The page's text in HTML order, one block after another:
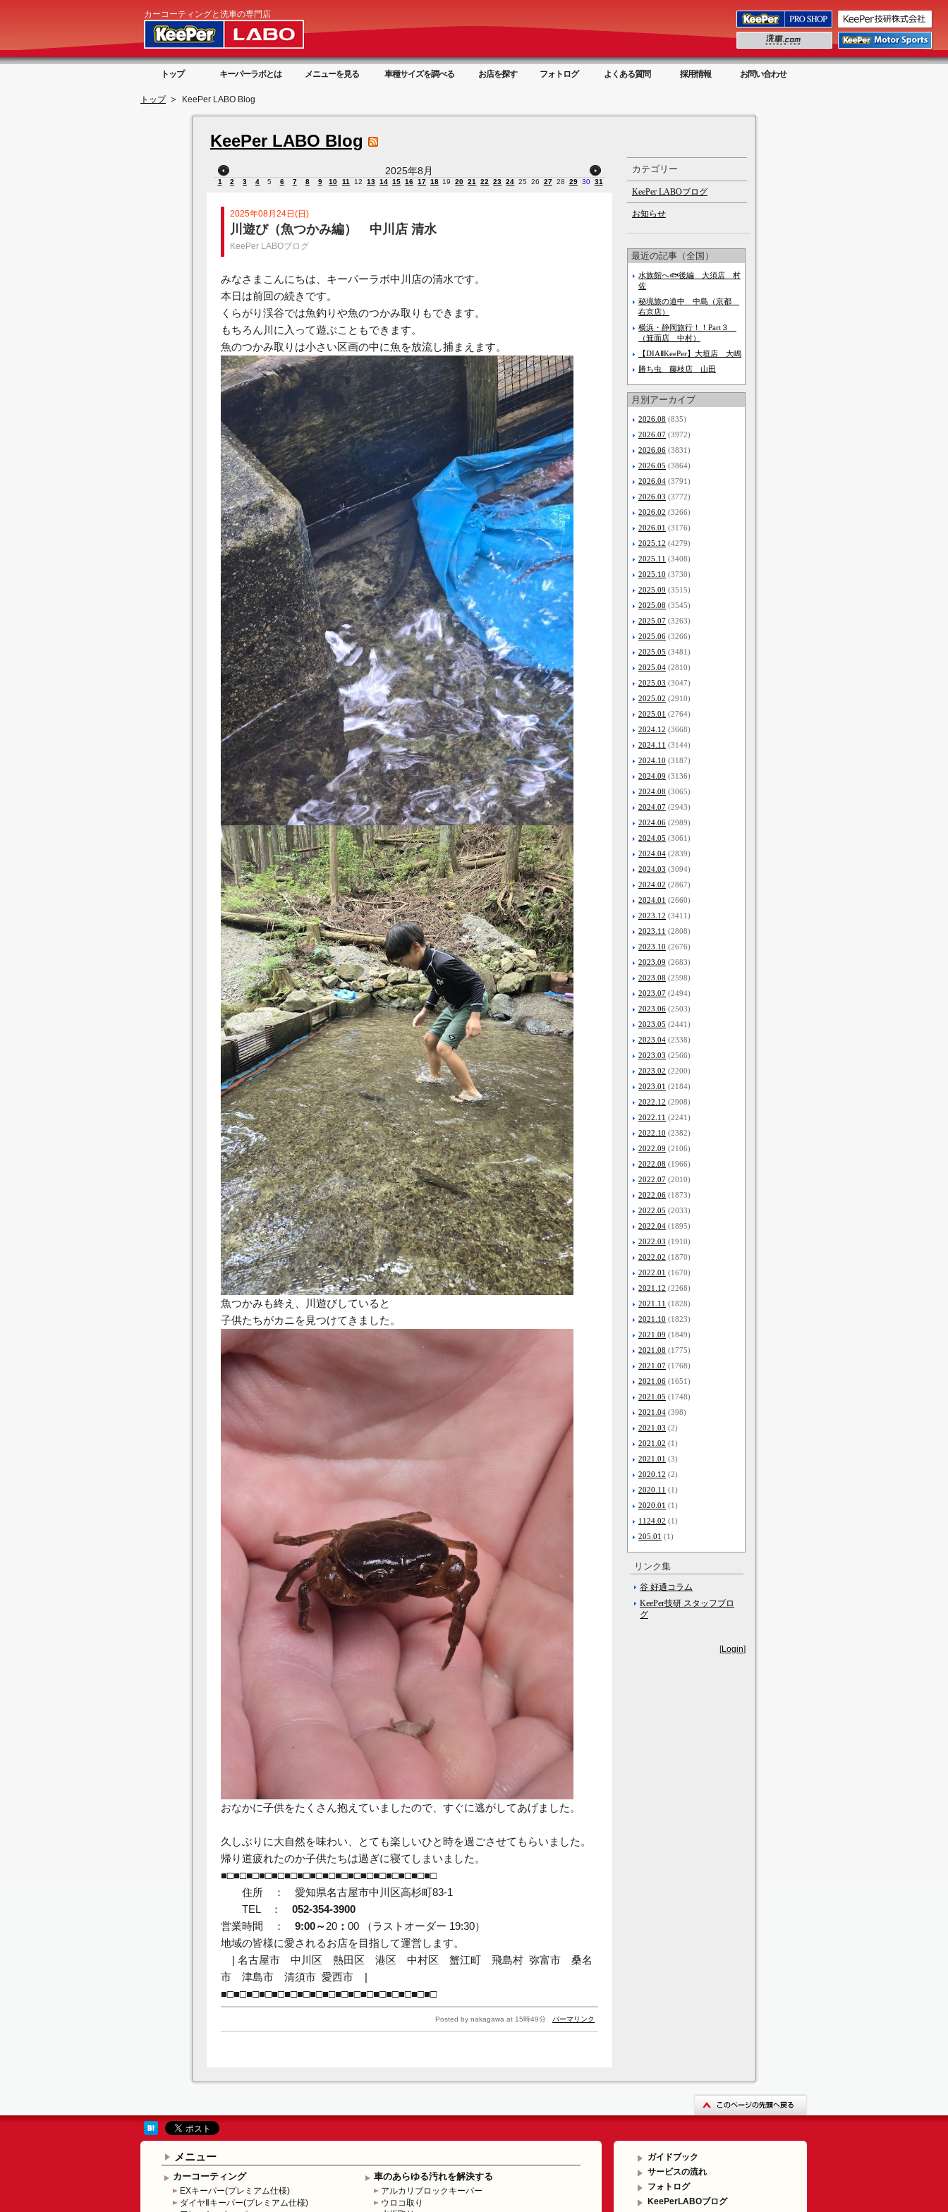
カーコーティングと洗車の専門店
トップ キーパーラボとは メニューを見る 車種サイズを調べる お店を探す フォトログ よくある質問 採用情報 お問い合わせ
トップ KeePer LABO Blog
KeePer LABO Blog
2025年8月
1 2 3 4 5 6 7 8 9 10 11 12 13 14 15 16 17 18 19 20 21 22 23 24 25 26 27 28 29 30 31
2025年08月24日(日)
川遊び（魚つかみ編） 中川店 清水
KeePer LABOブログ
みなさまこんにちは、キーパーラボ中川店の清水です。
本日は前回の続きです。
くらがり渓谷では魚釣りや魚のつかみ取りもできます。
もちろん川に入って遊ぶこともできます。
魚のつかみ取りは小さい区画の中に魚を放流し捕まえます。
魚つかみも終え、川遊びしていると
子供たちがカニを見つけてきました。
おなかに子供をたくさん抱えていましたので、すぐに逃がしてあげました。
久しぶりに大自然を味わい、とても楽しいひと時を過ごさせてもらいました。
帰り道疲れたのか子供たちは過ぎに寝てしまいました。
■□■□■□■□■□■□■□■□■□■□■□■□■□■□■□■□■□
住所 ： 愛知県名古屋市中川区高杉町83-1
TEL： 052-354-3900
営業時間 ： 9:00～20 ： 00 （ラストオーダー 19:30）
地域の皆様に愛されるお店を目指して運営します。
| 名古屋市 中川区 熱田区 港区 中村区 蟹江町 飛島村 弥富市 桑名
市 津島市 清須市 愛西市 |
■□■□■□■□■□■□■□■□■□■□■□■□■□■□■□■□■□
Posted by nakagawa at 15時49分 パーマリンク
カテゴリー
KeePer LABOブログ
お知らせ
最近の記事（全国）
水族館へ🐟後編 大須店 村
佐
秘境旅の道中 中島（京都
右京店）
横浜・静岡旅行！！Part３
（箕面店 中村）
【DIAⅡKeePer】大垣店 大嶋
勝ち虫 藤枝店 山田
月別アーカイブ
2026.08 (835)
2026.07 (3972)
2026.06 (3831)
2026.05 (3864)
2026.04 (3791)
2026.03 (3772)
2026.02 (3266)
2026.01 (3176)
2025.12 (4279)
2025.11 (3408)
2025.10 (3730)
2025.09 (3515)
2025.08 (3545)
2025.07 (3263)
2025.06 (3266)
2025.05 (3481)
2025.04 (2810)
2025.03 (3047)
2025.02 (2910)
2025.01 (2764)
2024.12 (3668)
2024.11 (3144)
2024.10 (3187)
2024.09 (3136)
2024.08 (3065)
2024.07 (2943)
2024.06 (2989)
2024.05 (3061)
2024.04 (2839)
2024.03 (3094)
2024.02 (2867)
2024.01 (2660)
2023.12 (3411)
2023.11 (2808)
2023.10 (2676)
2023.09 (2683)
2023.08 (2598)
2023.07 (2494)
2023.06 (2503)
2023.05 (2441)
2023.04 (2338)
2023.03 (2566)
2023.02 (2200)
2023.01 (2184)
2022.12 (2908)
2022.11 (2241)
2022.10 (2382)
2022.09 (2106)
2022.08 (1966)
2022.07 (2010)
2022.06 (1873)
2022.05 (2033)
2022.04 (1895)
2022.03 (1910)
2022.02 (1870)
2022.01 (1670)
2021.12 (2268)
2021.11 (1828)
2021.10 (1823)
2021.09 (1849)
2021.08 (1775)
2021.07 (1768)
2021.06 (1651)
2021.05 (1748)
2021.04 (398)
2021.03 (2)
2021.02 (1)
2021.01 (3)
2020.12 (2)
2020.11 (1)
2020.01 (1)
1124.02 (1)
205.01 (1)
リンク集
谷 好通コラム
KeePer技研 スタッフブロ
グ
[Login]
メニュー
カーコーティング
EXキーパー(プレミアム仕様)
ダイヤⅡキーパー(プレミアム仕様)
車のあらゆる汚れを解決する
アルカリブロックキーパー
ウロコ取り
ガイドブック
サービスの流れ
フォトログ
KeePerLABOブログ